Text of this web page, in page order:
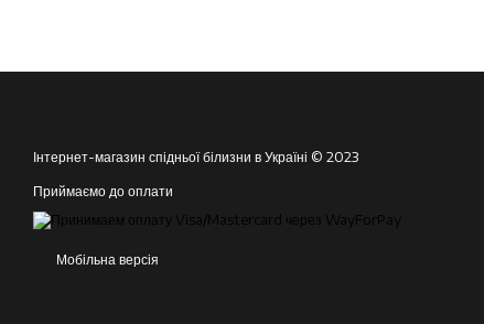
Інтернет-магазин спідньої білизни в Україні © 2023
Приймаємо до оплати
Мобільна версія